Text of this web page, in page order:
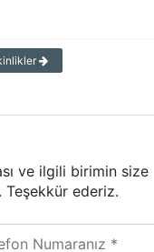
ve ilgili birimin size
ederiz.